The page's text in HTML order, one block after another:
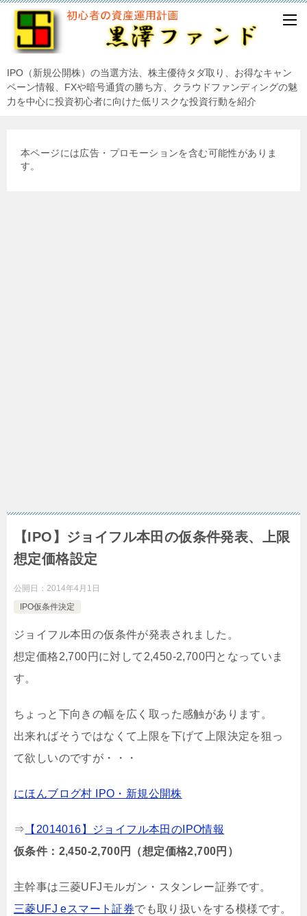
IPO（新規公開株）の当選方法、株主優待タダ取り、お得なキャン
ペーン情報、FXや暗号通貨の勝ち方、クラウドファンディングの魅
力を中心に投資初心者に向けた低リスクな投資行動を紹介
本ページには広告・プロモーションを含む可能性がありま
す。
【IPO】ジョイフル本田の仮条件発表、上限
想定価格設定
公開日： 2014年4月1日
IPO仮条件決定
ジョイフル本田の仮条件が発表されました。
想定価格2,700円に対して2,450-2,700円となっていま
す。
ちょっと下向きの幅を広く取った感触があります。
出来ればそうではなくて上限を下げて上限決定を狙っ
て欲しいのですが・・・
にほんブログ村 IPO・新規公開株
⇒ 【2014016】ジョイフル本田のIPO情報
仮条件：2,450-2,700円（想定価格2,700円）
主幹事は三菱UFJモルガン・スタンレー証券です。
三菱UFJ eスマート証券でも取り扱いをする模様です。